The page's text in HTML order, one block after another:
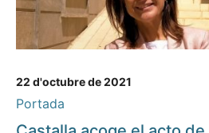
22 d'octubre de 2021
Portada